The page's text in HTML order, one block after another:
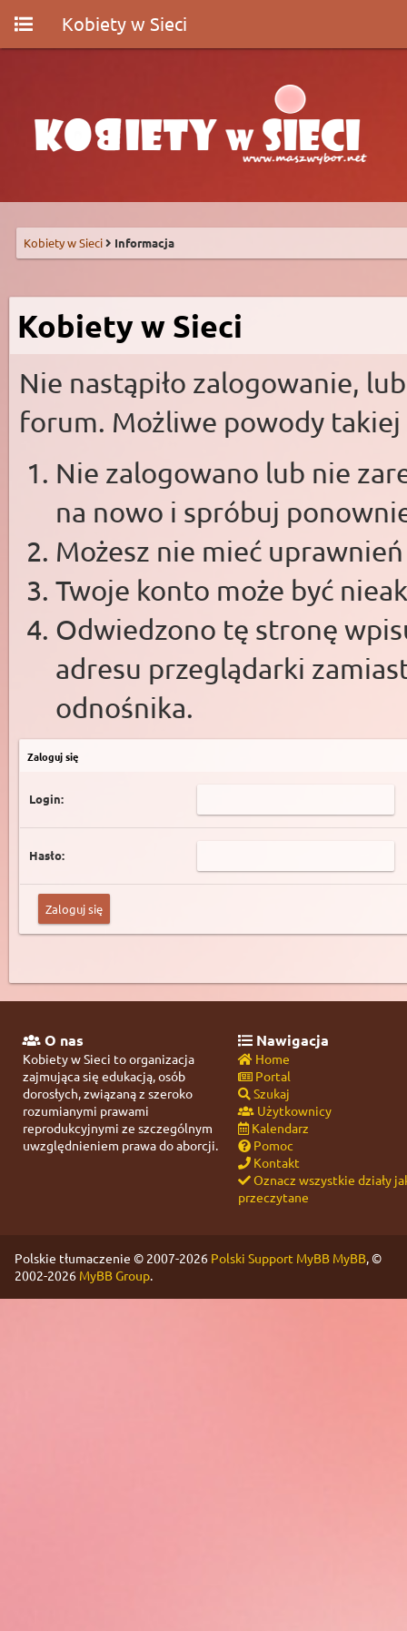
Kobiety w Sieci
Kobiety w Sieci Informacja
Kobiety w Sieci
Nie nastąpiło zalogowanie,
forum. Możliwe powody takiej
Nie zalogowano lub nie
na nowo i spróbuj
Możesz nie mieć
Twoje konto może być
Odwiedzono tę stronę
adresu przeglądarki
odnośnika.
Zaloguj się
Login:
Hasło:
O nas
Kobiety w Sieci to organizacja
zajmująca się edukacją, osób
dorosłych, związaną z szeroko
rozumianymi prawami
reprodukcyjnymi ze szczególnym
uwzględnieniem prawa do aborcji.
Nawigacja
Home
Portal
Szukaj
Użytkownicy
Kalendarz
Pomoc
Kontakt
Oznacz wszystkie działy
przeczytane
Polskie tłumaczenie © 2007-2026 Polski Support MyBB MyBB, ©
2002-2026 MyBB Group.